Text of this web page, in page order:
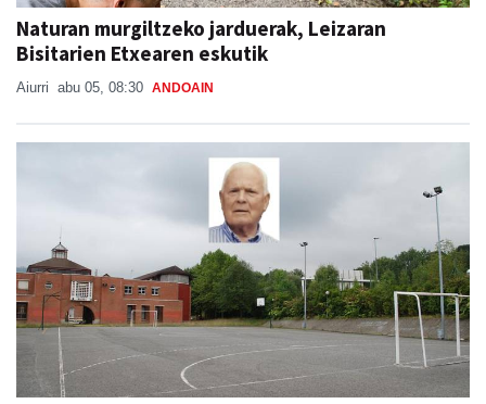
Naturan murgiltzeko jarduerak, Leizaran
Bisitarien Etxearen eskutik
Aiurri abu 05, 08:30 ANDOAIN